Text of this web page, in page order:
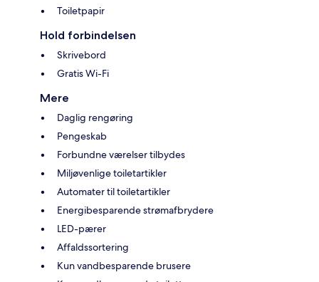
Toiletpapir
Hold forbindelsen
Skrivebord
Gratis Wi-Fi
Mere
Daglig rengøring
Pengeskab
Forbundne værelser tilbydes
Miljøvenlige toiletartikler
Automater til toiletartikler
Energibesparende strømafbrydere
LED-pærer
Affaldssortering
Kun vandbesparende brusere